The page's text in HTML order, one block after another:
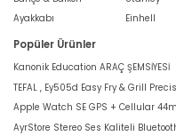
Ayakkabı
Einhell
Popüler Ürünler
Kanonik Education ARAÇ ŞEMSİYESİ
TEFAL , Ey505d Easy Fry & Grill
Apple Watch SE GPS + Cellular
AyrStore Stereo Ses Kaliteli